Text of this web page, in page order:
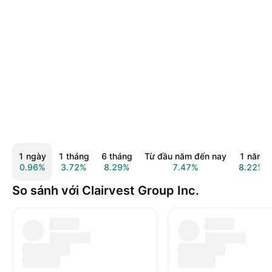
1 ngày
0.96%
1 tháng
3.72%
6 tháng
8.29%
Từ đầu năm đến nay
7.47%
1 năm
8.22%
So sánh với Clairvest Group Inc.